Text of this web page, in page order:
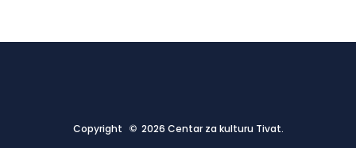
Copyright © 2026 Centar za kulturu Tivat.